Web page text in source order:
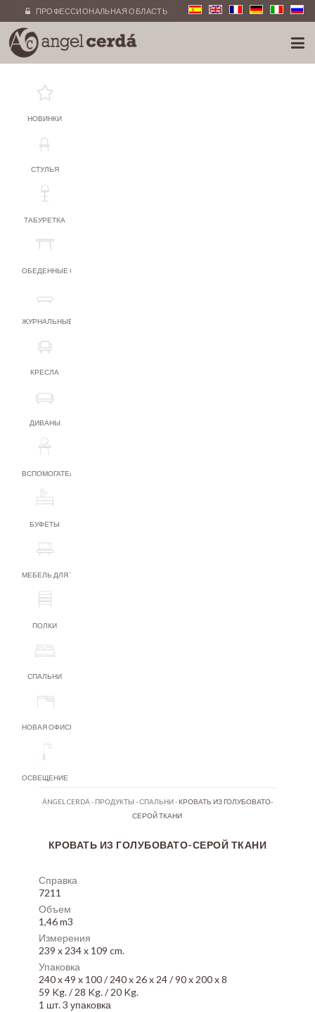
ПРОФЕССИОНАЛЬНАЯ ОБЛАСТЬ
НОВИНКИ
СТУЛЬЯ
ТАБУРЕТКА
ОБЕДЕННЫЕ СТОЛЫ
ЖУРНАЛЬНЫЕ СТОЛИКИ
КРЕСЛА
ДИВАНЫ
ВСПОМОГАТЕЛЬНАЯ МЕБЕЛЬ
БУФЕТЫ
МЕБЕЛЬ ДЛЯ ТВ
ПОЛКИ
СПАЛЬНИ
НОВАЯ ОФИСНАЯ МЕБЕЛЬ
ОСВЕЩЕНИЕ
ÁNGEL CERDÁ -ПРОДУКТЫ -СПАЛЬНИ-КРОВАТЬ ИЗ ГОЛУБОВАТО-
СЕРОЙ ТКАНИ
КРОВАТЬ ИЗ ГОЛУБОВАТО-СЕРОЙ ТКАНИ
Справка
7211
Объем
1,46 m3
Измерения
239 x 234 x 109 cm.
Упаковка
240 x 49 x 100 / 240 x 26 x 24 / 90 x 200 x 8
59 Kg. / 28 Kg. / 20 Kg.
1 шт. 3 упаковка